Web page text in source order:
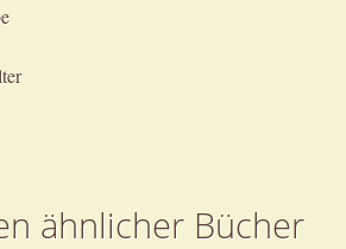
ähnlicher Bücher